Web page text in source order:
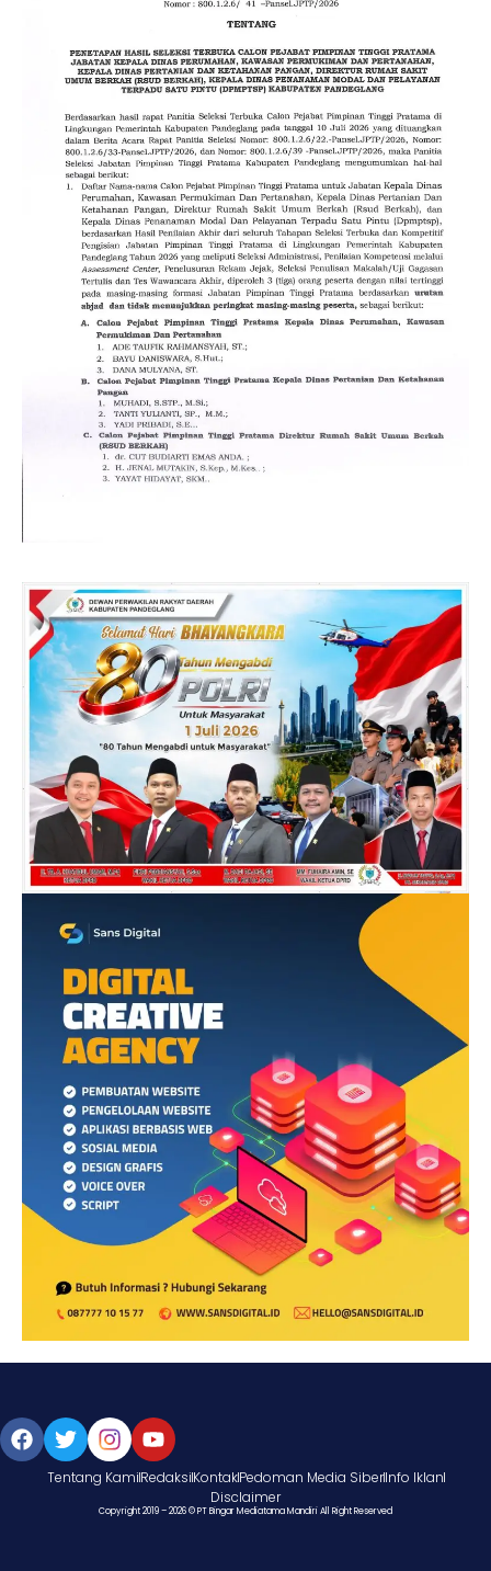
Tentang KamiRedaksiKontakPedoman Media SiberInfo Iklan
Disclaimer
Copyright 2019 – 2026 © PT Bingar Mediatama Mandiri All Right Reserved